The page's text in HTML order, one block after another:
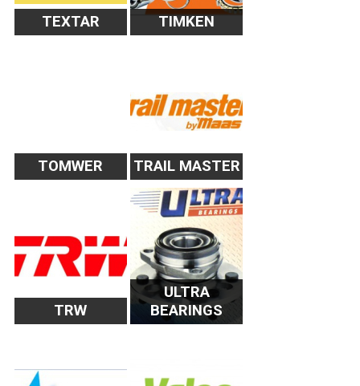
TEXTAR TIMKEN
TOMWER TRAIL MASTER
TRW
ULTRA
BEARINGS